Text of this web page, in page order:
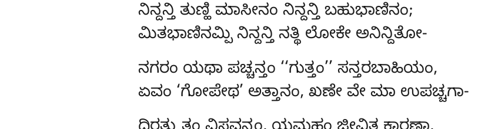
ನಿನ್ದನ್ತಿ ತುಣ್ಹಿ ಮಾಸೀನಂ ನಿನ್ದನ್ತಿ ಬಹುಭಾಣಿನಂ;
ಮಿತಭಾಣಿನಮ್ಪಿ ನಿನ್ದನ್ತಿ ನತ್ಥಿ ಲೋಕೇ ಅನಿನ್ದಿತೋ-
ನಗರಂ ಯಥಾ ಪಚ್ಚನ್ತಂ ‘‘ಗುತ್ತಂ’’ ಸನ್ತರಬಾಹಿಯಂ,
ಏವಂ ‘ಗೋಪೇಥ’ ಅತ್ತಾನಂ, ಖಣೇ ವೇ ಮಾ ಉಪಚ್ಚಗಾ-